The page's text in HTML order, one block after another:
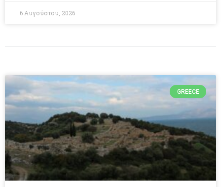
6 Αυγούστου, 2026
GREECE